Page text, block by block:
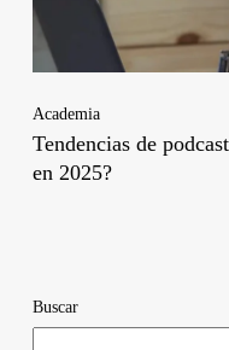
Academia
Tendencias de
en 2025?
Buscar